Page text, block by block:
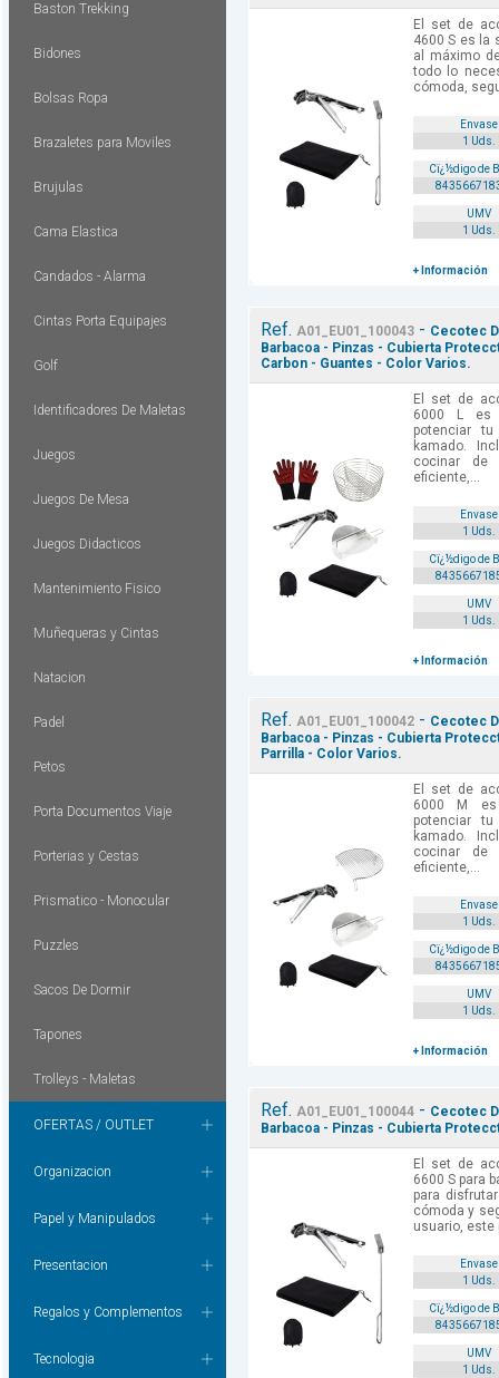
Baston Trekking
Bidones
Bolsas Ropa
Brazaletes para Moviles
Brujulas
Cama Elastica
Candados - Alarma
Cintas Porta Equipajes
Golf
Identificadores De Maletas
Juegos
Juegos De Mesa
Juegos Didacticos
Mantenimiento Fisico
Muñequeras y Cintas
Natacion
Padel
Petos
Porta Documentos Viaje
Porterias y Cestas
Prismatico - Monocular
Puzzles
Sacos De Dormir
Tapones
Trolleys - Maletas
OFERTAS / OUTLET
Organizacion
Papel y Manipulados
Presentacion
Regalos y Complementos
Tecnologia
El set de
4600 S es la
al máximo
todo lo
cómoda,
Envase
1 Uds.
Cï¿½digo de
UMV
1 Uds.
+ Información
Ref. A01_EU01_100043- Cecotec
Barbacoa - Pinzas - Cubierta
Carbon - Guantes - Color Varios.
El set de
6000 L es
potenciar
kamado.
cocinar de
eficiente,...
Envase
1 Uds.
Cï¿½digo de
UMV
1 Uds.
+ Información
Ref. A01_EU01_100042- Cecotec
Barbacoa - Pinzas - Cubierta
Parrilla - Color Varios.
El set de
6000 M
potenciar
kamado.
cocinar de
eficiente,...
Envase
1 Uds.
Cï¿½digo de
UMV
1 Uds.
+ Información
Ref. A01_EU01_100044- Cecotec
Barbacoa - Pinzas - Cubierta
El set de
6600 S para
para
cómoda y
usuario, este
Envase
1 Uds.
Cï¿½digo de
UMV
1 Uds.